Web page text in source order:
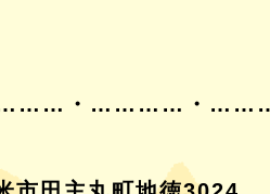
・…………・